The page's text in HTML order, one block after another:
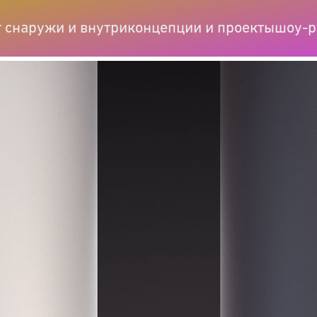
снаружи и внутриконцепции и проектышоу-